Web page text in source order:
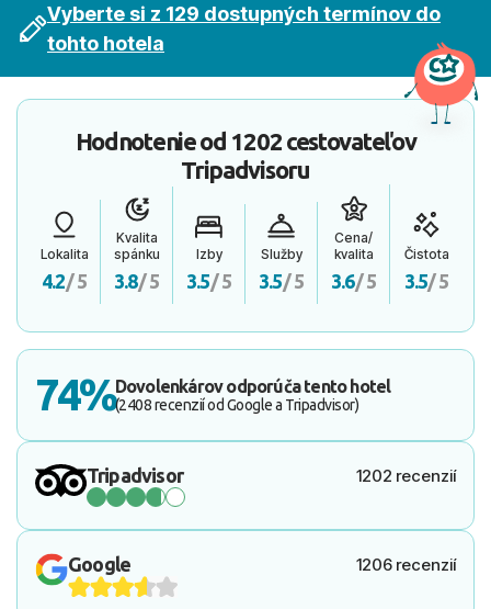
Vyberte si z 129 dostupných termínov do
tohto hotela
Hodnotenie od 1202 cestovateľov
Tripadvisoru
Lokalita
4.2/ 5
Kvalita
spánku
3.8/ 5
Izby
3.5/ 5
Služby
3.5/ 5
Cena/
kvalita
3.6/ 5
Čistota
3.5/ 5
74%Dovolenkárov odporúča tento hotel
(2408 recenzií od Google a Tripadvisor)
Tripadvisor 1202 recenzií
Google 1206 recenzií